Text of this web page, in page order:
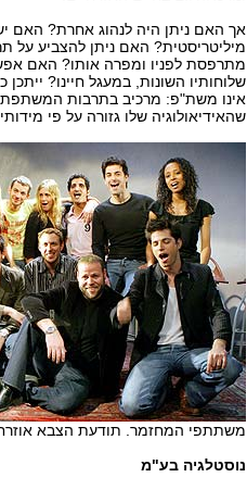
אך האם ניתן היה לנהוג אחרת? האם
מיליטריסטית? האם ניתן להצביע על
מתרפסת לפניו ומפרה אותו? האם
שלוחותיו השונות, במעגל חיינו?
אינו משת"פ: מרכיב בתרבות המשתפת
שהאידיאולוגיה שלו גזורה על פי
משתתפי המחזמר. תודעת הצבא
נוסטלגיה בע"מ